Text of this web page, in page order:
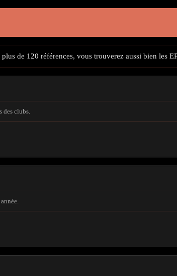
de 120 références, vous trouverez aussi bien les
des clubs.